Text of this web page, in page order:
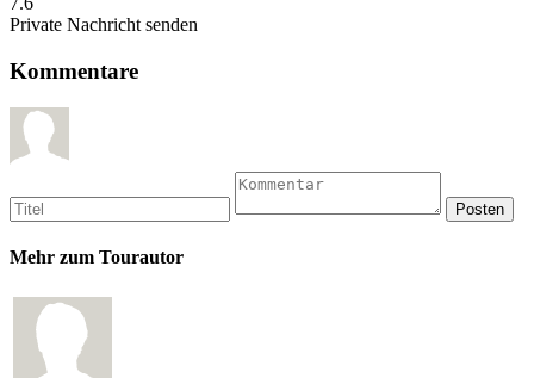
Private Nachricht senden
Kommentare
Mehr zum Tourautor